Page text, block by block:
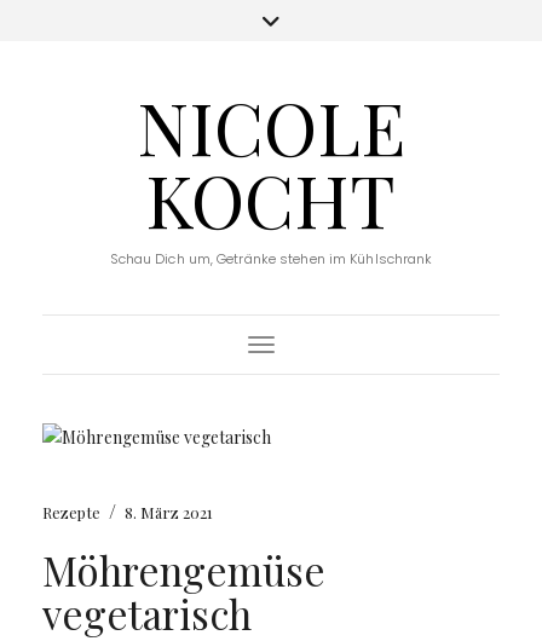
NICOLE
KOCHT
Schau Dich um, Getränke stehen im Kühlschrank
Toggle Navigation
Rezepte / 8. März 2021
Möhrengemüse
vegetarisch